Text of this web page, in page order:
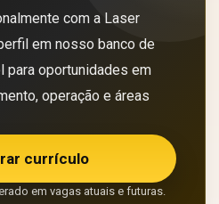
com a Laser
em nosso banco de
oportunidades em
operação e áreas
currículo
em vagas atuais e futuras.